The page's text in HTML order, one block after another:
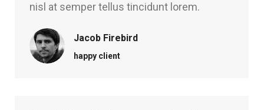
nisl at semper tellus tincidunt lorem.
Jacob Firebird
happy client